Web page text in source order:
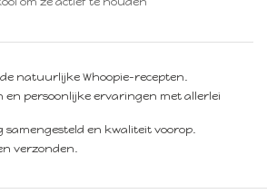
natuurlijke Whoopie-recepten.
en persoonlijke ervaringen met allerlei
samengesteld en kwaliteit voorop.
verzonden.